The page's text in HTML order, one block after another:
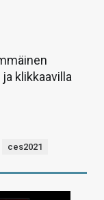
klikkaavilla
ces2021